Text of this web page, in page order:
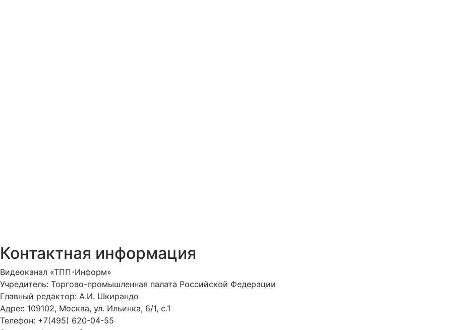
Контактная информация
Видеоканал «ТПП-Информ»
Учредитель: Торгово-промышленная палата Российской Федерации
Главный редактор: А.И. Шкирандо
Адрес 109102, Москва, ул. Ильинка, 6/1, c.1
Телефон: +7(495) 620-04-55